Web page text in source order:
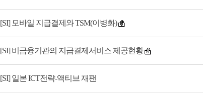
[SI] 모바일 지급결제와 TSM(이병화)
[SI] 비금융기관의 지급결제서비스 제공현황
[SI] 일본 ICT전략-액티브 재팬